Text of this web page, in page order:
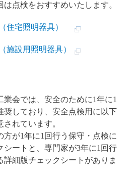
点検をおすすめいたします。
住宅照明器具）
施設用照明器具）
会では、安全のために1年に1
奨しており、安全点検用に以下
れています。
が1年に1回行う保守・点検に
シートと、専門家が3年に1回行
詳細版チェックシートがありま